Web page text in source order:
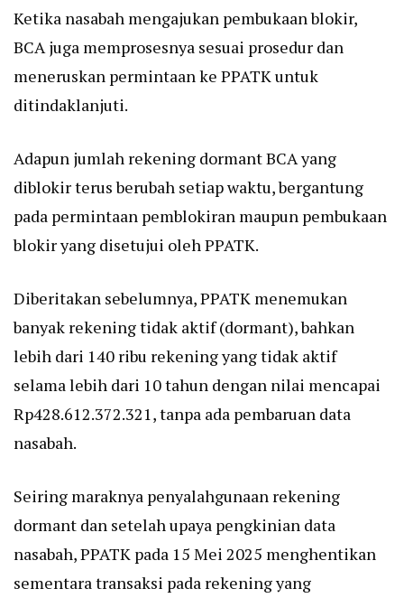
Ketika nasabah mengajukan pembukaan blokir,
BCA juga memprosesnya sesuai prosedur dan
meneruskan permintaan ke PPATK untuk
ditindaklanjuti.
Adapun jumlah rekening dormant BCA yang
diblokir terus berubah setiap waktu, bergantung
pada permintaan pemblokiran maupun pembukaan
blokir yang disetujui oleh PPATK.
Diberitakan sebelumnya, PPATK menemukan
banyak rekening tidak aktif (dormant), bahkan
lebih dari 140 ribu rekening yang tidak aktif
selama lebih dari 10 tahun dengan nilai mencapai
Rp428.612.372.321, tanpa ada pembaruan data
nasabah.
Seiring maraknya penyalahgunaan rekening
dormant dan setelah upaya pengkinian data
nasabah, PPATK pada 15 Mei 2025 menghentikan
sementara transaksi pada rekening yang